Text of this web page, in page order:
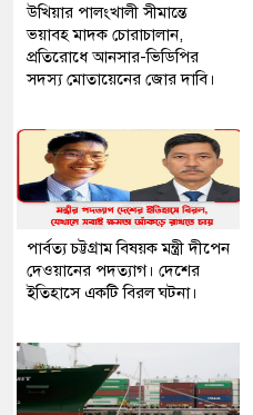
উখিয়ার পালংখালী সীমান্তে
ভয়াবহ মাদক চোরাচালান,
প্রতিরোধে আনসার-ভিডিপির
সদস্য মোতায়েনের জোর দাবি।
পার্বত্য চট্টগ্রাম বিষয়ক মন্ত্রী দীপেন
দেওয়ানের পদত্যাগ। দেশের
ইতিহাসে একটি বিরল ঘটনা।